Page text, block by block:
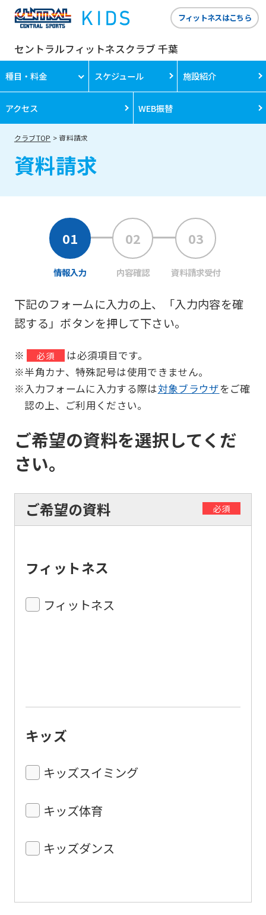
セントラルフィットネスクラブ 千葉
フィットネスはこちら
種目・料金 スケジュール 施設紹介
アクセス WEB振替
クラブTOP 資料請求
資料請求
情報入力 内容確認 資料請求受付
下記のフォームに入力の上、「入力内容を確
認する」ボタンを押して下さい。
※ 必須
は必須項目です。
※半角カナ、特殊記号は使用できません。
※入力フォームに入力する際は対象ブラウザをご確
認の上、ご利用ください。
ご希望の資料を選択してくだ
さい。
ご希望の資料 必須
フィットネス
フィットネス
キッズ
キッズスイミング
キッズ体育
キッズダンス